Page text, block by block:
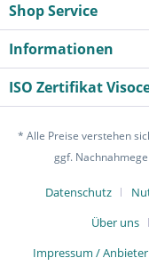
Shop Service
Informationen
ISO Zertifikat
* Alle Preise verstehen
ggf.
Datenschutz
Über uns
Impressum /